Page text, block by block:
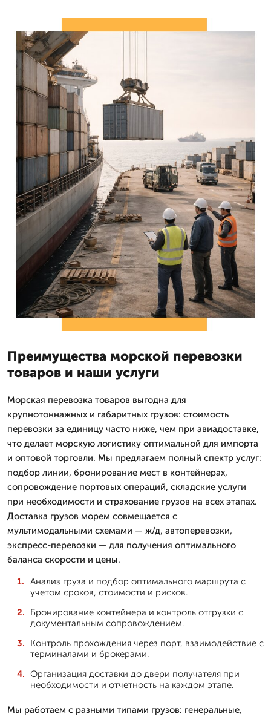
Преимущества морской перевозки
товаров и наши услуги
Морская перевозка товаров выгодна для
крупнотоннажных и габаритных грузов: стоимость
перевозки за единицу часто ниже, чем при авиадоставке,
что делает морскую логистику оптимальной для импорта
и оптовой торговли. Мы предлагаем полный спектр услуг:
подбор линии, бронирование мест в контейнерах,
сопровождение портовых операций, складские услуги
при необходимости и страхование грузов на всех этапах.
Доставка грузов морем совмещается с
мультимодальными схемами — ж/д, автоперевозки,
экспресс-перевозки — для получения оптимального
баланса скорости и цены.
Анализ груза и подбор оптимального маршрута с
учетом сроков, стоимости и рисков.
Бронирование контейнера и контроль отгрузки с
документальным сопровождением.
Контроль прохождения через порт, взаимодействие с
терминалами и брокерами.
Организация доставки до двери получателя при
необходимости и отчетность на каждом этапе.
Мы работаем с разными типами грузов: генеральные,